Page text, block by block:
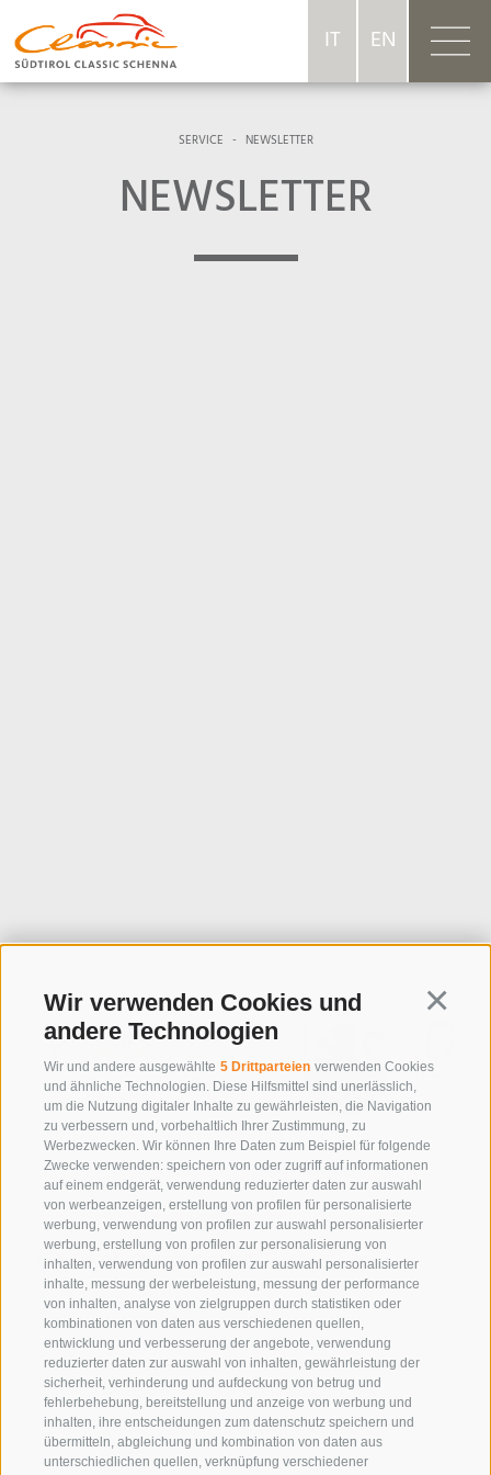
Wir verwenden Cookies und
andere Technologien
Wir und andere ausgewählte 5 Drittparteien verwenden Cookies
und ähnliche Technologien. Diese Hilfsmittel sind unerlässlich,
um die Nutzung digitaler Inhalte zu gewährleisten, die Navigation
zu verbessern und, vorbehaltlich Ihrer Zustimmung, zu
Werbezwecken. Wir können Ihre Daten zum Beispiel für folgende
Zwecke verwenden: speichern von oder zugriff auf informationen
auf einem endgerät, verwendung reduzierter daten zur auswahl
von werbeanzeigen, erstellung von profilen für personalisierte
werbung, verwendung von profilen zur auswahl personalisierter
werbung, erstellung von profilen zur personalisierung von
inhalten, verwendung von profilen zur auswahl personalisierter
inhalte, messung der werbeleistung, messung der performance
von inhalten, analyse von zielgruppen durch statistiken oder
kombinationen von daten aus verschiedenen quellen,
entwicklung und verbesserung der angebote, verwendung
reduzierter daten zur auswahl von inhalten, gewährleistung der
sicherheit, verhinderung und aufdeckung von betrug und
fehlerbehebung, bereitstellung und anzeige von werbung und
inhalten, ihre entscheidungen zum datenschutz speichern und
übermitteln, abgleichung und kombination von daten aus
unterschiedlichen quellen, verknüpfung verschiedener
IT EN
SERVICE - NEWSLETTER
NEWSLETTER
SÜDTIROL CLASSIC CLUB
ERZHERZOG-JOHANN-PLATZ 1/D
39017 SCHENNA
SÜDTIROL
SIE ERREICHEN UNS UNTER:+39 0473 945669
E-MAIL:INFO@SUEDTIROLCLASSIC.COM